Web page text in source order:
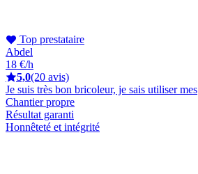
Top prestataire
Abdel
18 €/h
5,0(20 avis)
Je suis très bon bricoleur, je sais utiliser mes
Chantier propre
Résultat garanti
Honnêteté et intégrité